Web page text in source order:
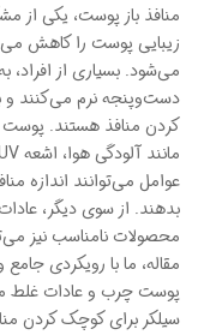
منافذ باز پوست، یکی از
زیبایی پوست را کاهش
می‌شود. بسیاری از
دست‌وپنجه نرم می‌کنند و
کردن منافذ هستند.
عوامل می‌توانند اندازه
بدهند. از سوی دیگر،
محصولات نامناسب نیز
مقاله، ما با رویکردی
پوست چرب و عادات غلط
سیلکر برای کوچک کردن